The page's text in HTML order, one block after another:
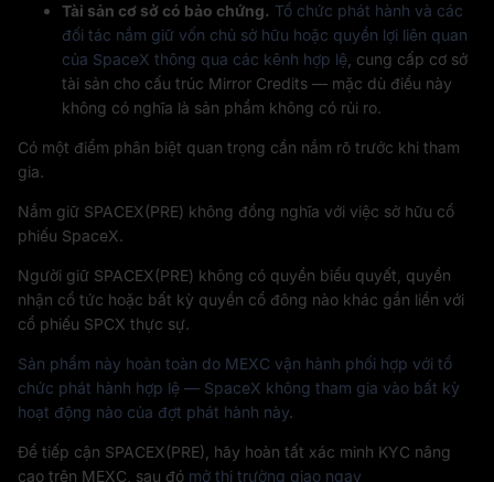
Tài sản cơ sở có bảo chứng. Tổ chức phát hành và các
đối tác nắm giữ vốn chủ sở hữu hoặc quyền lợi liên quan
của SpaceX thông qua các kênh hợp lệ , cung cấp cơ sở
tài sản cho cấu trúc Mirror Credits — mặc dù điều này
không có nghĩa là sản phẩm không có rủi ro.
Có một điểm phân biệt quan trọng cần nắm rõ trước khi tham
gia.
Nắm giữ SPACEX(PRE) không đồng nghĩa với việc sở hữu cổ
phiếu SpaceX.
Người giữ SPACEX(PRE) không có quyền biểu quyết, quyền
nhận cổ tức hoặc bất kỳ quyền cổ đông nào khác gắn liền với
cổ phiếu SPCX thực sự.
Sản phẩm này hoàn toàn do MEXC vận hành phối hợp với tổ
chức phát hành hợp lệ — SpaceX không tham gia vào bất kỳ
hoạt động nào của đợt phát hành này.
Để tiếp cận SPACEX(PRE), hãy hoàn tất xác minh KYC nâng
cao trên MEXC, sau đó mở thị trường giao ngay